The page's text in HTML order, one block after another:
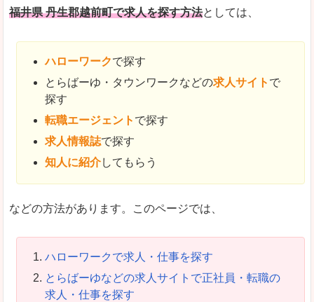
福井県 丹生郡越前町で求人を探す方法としては、
ハローワークで探す
とらばーゆ・タウンワークなどの求人サイト で
探す
転職エージェント で探す
求人情報誌で探す
知人に紹介してもらう
などの方法があります。このページでは、
ハローワークで求人・仕事を探す
とらばーゆなどの求人サイトで正社員・転職の
求人・仕事を探す